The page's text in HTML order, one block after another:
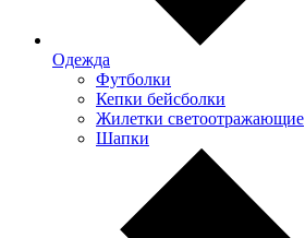
Одежда
Футболки
Кепки бейсболки
Жилетки светоотражающие
Шапки